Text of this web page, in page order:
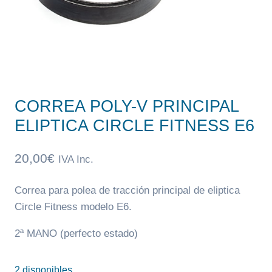
CORREA POLY-V PRINCIPAL
ELIPTICA CIRCLE FITNESS E6
20,00€ IVA Inc.
Correa para polea de tracción principal de eliptica
Circle Fitness modelo E6.
2ª MANO (perfecto estado)
2 disponibles